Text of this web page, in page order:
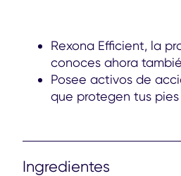
Rexona Efficient, la
conoces ahora
Posee activos de
que protegen tus pies
Ingredientes